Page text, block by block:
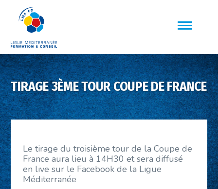
TIRAGE 3ÈME TOUR COUPE DE FRANCE
Le tirage du troisième tour de la Coupe de
France aura lieu à 14H30 et sera diffusé
en live sur le Facebook de la Ligue
Méditerranée